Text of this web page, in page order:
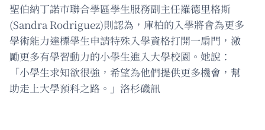
聖伯納丁諾市聯合學區學生服務副主任羅德里格斯
(Sandra Rodriguez)則認為，庫柏的入學將會為更多
學術能力達標學生申請特殊入學資格打開一扇門，激
勵更多有學習動力的小學生進入大學校園。她說：
「小學生求知欲很強，希望為他們提供更多機會，幫
助走上大學預科之路。」洛杉磯訊